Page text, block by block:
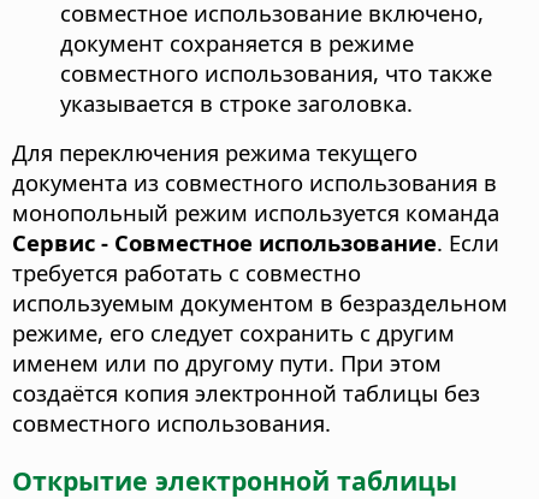
совместное использование включено,
документ сохраняется в режиме
совместного использования, что также
указывается в строке заголовка.
Для переключения режима текущего
документа из совместного использования в
монопольный режим используется команда
Сервис - Совместное использование. Если
требуется работать с совместно
используемым документом в безраздельном
режиме, его следует сохранить с другим
именем или по другому пути. При этом
создаётся копия электронной таблицы без
совместного использования.
Открытие электронной таблицы